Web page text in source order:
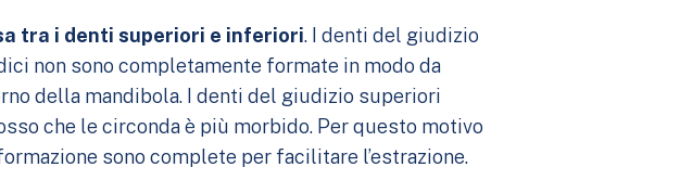
tra i denti superiori e inferiori. I denti del giudizio
non sono completamente formate in modo da
della mandibola. I denti del giudizio superiori
che le circonda è più morbido. Per questo motivo
sono complete per facilitare l’estrazione.